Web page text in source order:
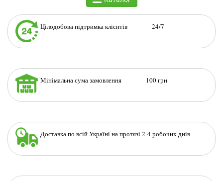
Цілодобова підтримка клієнтів 24/7
Мінімальна сума замовлення 100 грн
Доставка по всій Україні на протязі 2-4 робочих днів